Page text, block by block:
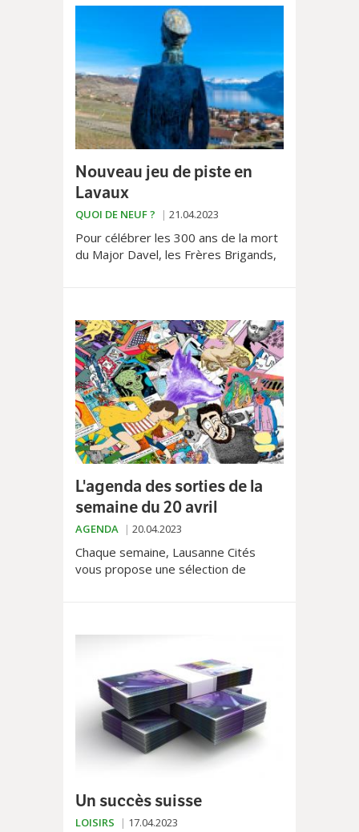
comme Ramsès II et III. Fascinant.
Nouveau jeu de piste en
Lavaux
QUOI DE NEUF ? 21.04.2023
Pour célébrer les 300 ans de la mort
du Major Davel, les Frères Brigands,
L'agenda des sorties de la
semaine du 20 avril
AGENDA 20.04.2023
Chaque semaine, Lausanne Cités
vous propose une sélection de
évènements les plus emblématiques
Un succès suisse
LOISIRS 17.04.2023